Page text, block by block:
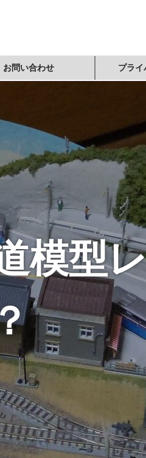
お問い合わせ プラ
模型